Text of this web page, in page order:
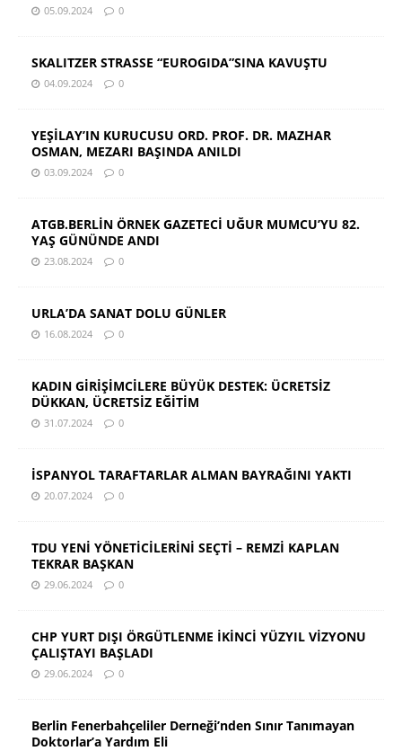
05.09.2024 0
SKALITZER STRASSE “EUROGIDA”SINA KAVUŞTU
04.09.2024 0
YEŞİLAY’IN KURUCUSU ORD. PROF. DR. MAZHAR
OSMAN, MEZARI BAŞINDA ANILDI
03.09.2024 0
ATGB.BERLİN ÖRNEK GAZETECİ UĞUR MUMCU’YU 82.
YAŞ GÜNÜNDE ANDI
23.08.2024 0
URLA’DA SANAT DOLU GÜNLER
16.08.2024 0
KADIN GİRİŞİMCİLERE BÜYÜK DESTEK: ÜCRETSİZ
DÜKKAN, ÜCRETSİZ EĞİTİM
31.07.2024 0
İSPANYOL TARAFTARLAR ALMAN BAYRAĞINI YAKTI
20.07.2024 0
TDU YENİ YÖNETİCİLERİNİ SEÇTİ – REMZİ KAPLAN
TEKRAR BAŞKAN
29.06.2024 0
CHP YURT DIŞI ÖRGÜTLENME İKİNCİ YÜZYIL VİZYONU
ÇALIŞTAYI BAŞLADI
29.06.2024 0
Berlin Fenerbahçeliler Derneği’nden Sınır Tanımayan
Doktorlar’a Yardım Eli